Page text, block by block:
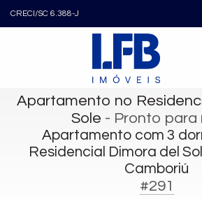
CRECI/SC 6.388-J
Apartamento no
Sole - Pronto para
Apartamento com 3
Residencial Dimora del
Camboriú
#291